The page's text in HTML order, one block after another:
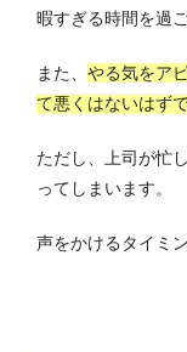
暇すぎる時間を過
また、 やる気をア
て悪くはないはず
ただし、上司が忙
ってしまいます。
声をかけるタイミ